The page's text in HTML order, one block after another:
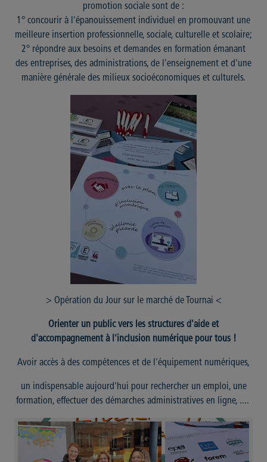
promotion sociale sont de :
1° concourir à l'épanouissement individuel en promouvant une
meilleure insertion professionnelle, sociale, culturelle et scolaire;
2° répondre aux besoins et demandes en formation émanant
des entreprises, des administrations, de l'enseignement et d'une
manière générale des milieux socioéconomiques et culturels.
> Opération du Jour sur le marché de Tournai <
Orienter un public vers les structures d'aide et
d'accompagnement à l'inclusion numérique pour tous !
Avoir accès à des compétences et de l'équipement numériques,
un indispensable aujourd'hui pour rechercher un emploi, une
formation, effectuer des démarches administratives en ligne, ....